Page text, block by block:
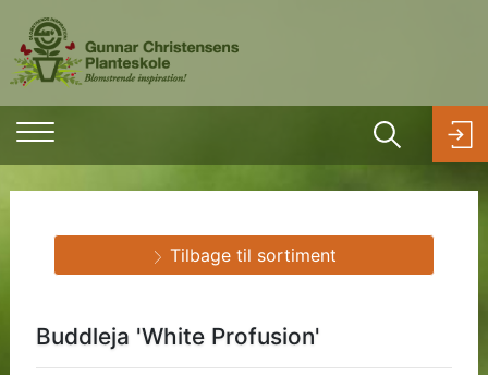
Buddleja 'White Profusion'
Tilbage til sortiment